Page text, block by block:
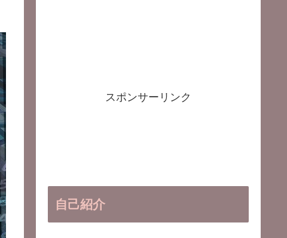
スポンサーリンク
自己紹介